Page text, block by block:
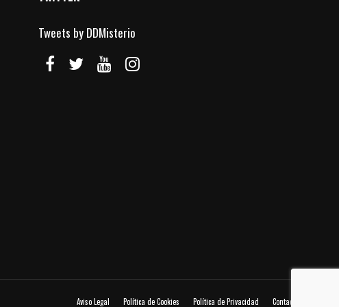
Tweets by DDMisterio
Aviso Legal Política de Cookies Política de Privacidad Contacto